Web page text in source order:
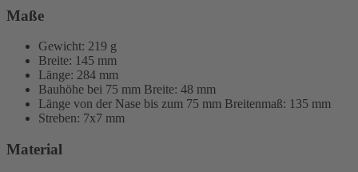
Maße
Gewicht: 219 g
Breite: 145 mm
Länge: 284 mm
Bauhöhe bei 75 mm Breite: 48 mm
Länge von der Nase bis zum 75 mm Breitenmaß: 135 mm
Streben: 7x7 mm
Material